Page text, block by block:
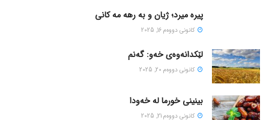
پیره میرد؛ ژیان و به رهه مه کانی
كانونی دووه‌م 16, 2025
لێکدانەوەی خەو: گەنم
كانونی دووه‌م 20, 2025
بینینی خورما لە خەودا
كانونی دووه‌م 21, 2025